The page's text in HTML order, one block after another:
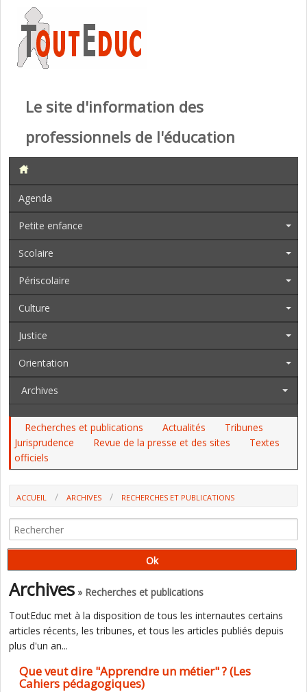
Le site d'information des
professionnels de l'éducation
Agenda
Petite enfance
Scolaire
Périscolaire
Culture
Justice
Orientation
Archives
Recherches et publications Actualités
Tribunes
Jurisprudence
Revue de la presse et des sites
Textes
officiels
ACCUEIL ARCHIVES
RECHERCHES ET PUBLICATIONS
PÉDAGOGIQUES)
Archives » Recherches et publications
ToutEduc met à la disposition de tous les internautes certains
articles récents, les tribunes, et tous les articles publiés depuis
plus d'un an...
Que veut dire "Apprendre un métier" ? (Les
Cahiers pédagogiques)